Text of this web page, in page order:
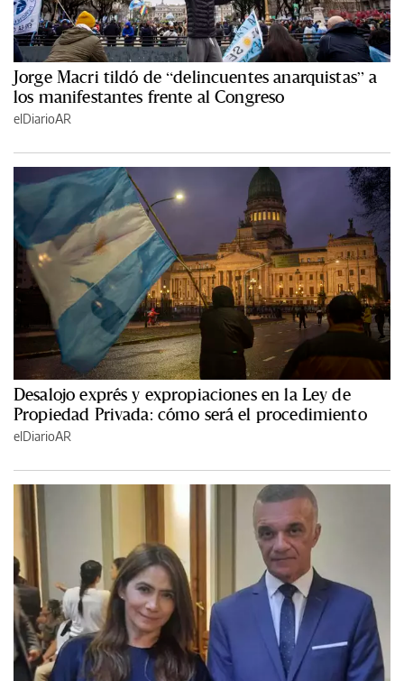
Jorge Macri tildó de “delincuentes anarquistas” a
los manifestantes frente al Congreso
elDiarioAR
Desalojo exprés y expropiaciones en la Ley de
Propiedad Privada: cómo será el procedimiento
elDiarioAR